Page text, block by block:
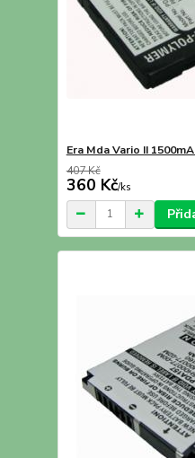
Era Mda Vario II
407 Kč
360 Kč/ks